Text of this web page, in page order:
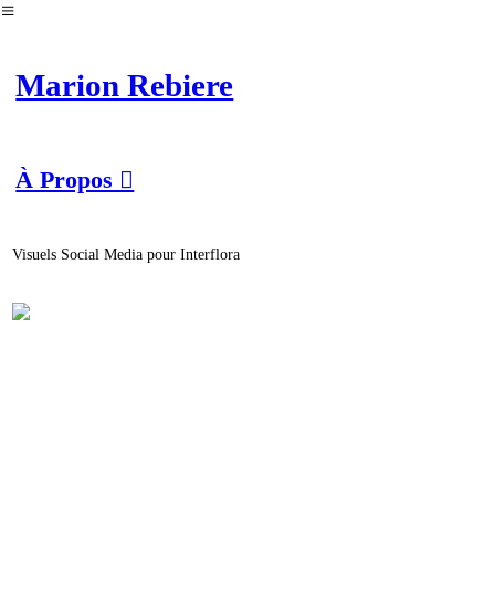
︎
Marion Rebiere
À Propos ︎
Visuels Social Media pour Interflora